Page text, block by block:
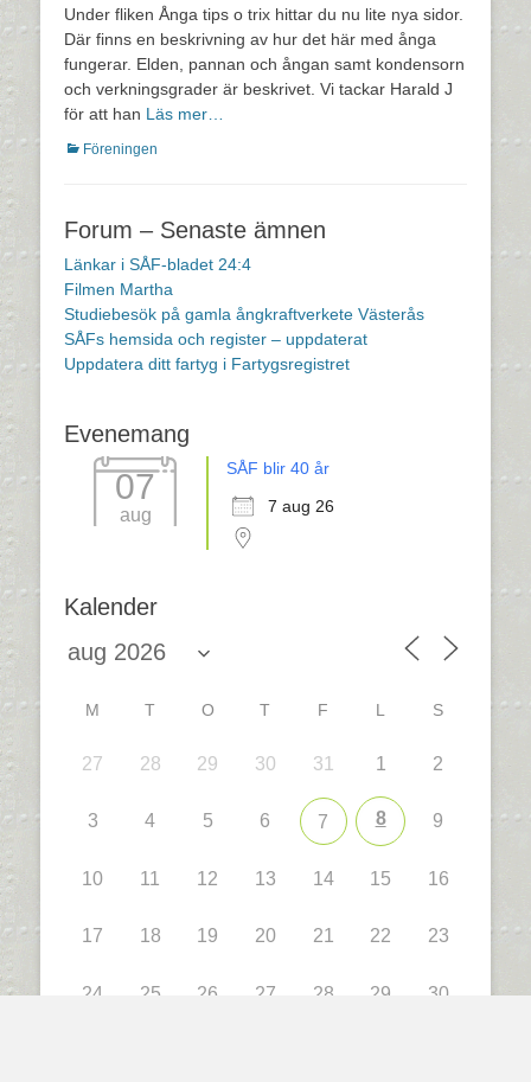
Under fliken Ånga tips o trix hittar du nu lite nya sidor.
Där finns en beskrivning av hur det här med ånga
fungerar. Elden, pannan och ångan samt kondensorn
och verkningsgrader är beskrivet. Vi tackar Harald J
för att han Läs mer…
Kategorier
Föreningen
Forum – Senaste ämnen
Länkar i SÅF-bladet 24:4
Filmen Martha
Studiebesök på gamla ångkraftverkete Västerås
SÅFs hemsida och register – uppdaterat
Uppdatera ditt fartyg i Fartygsregistret
Evenemang
07
aug
SÅF blir 40 år
7 aug 26
Kalender
M T O T F L S
27 28 29 30 31 1 2
3 4 5 6 7 8 9
10 11 12 13 14 15 16
17 18 19 20 21 22 23
24 25 26 27 28 29 30